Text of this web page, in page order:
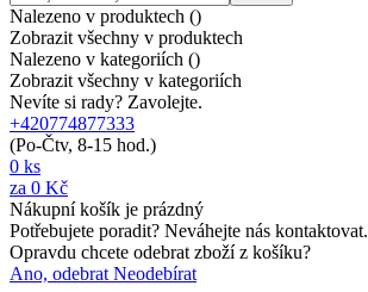
Nalezeno v produktech ()
Zobrazit všechny v produktech
Nalezeno v kategoriích ()
Zobrazit všechny v kategoriích
Nevíte si rady? Zavolejte.
+420774877333
(Po-Čtv, 8-15 hod.)
0 ks
za 0 Kč
Nákupní košík je prázdný
Potřebujete poradit? Neváhejte nás kontaktovat.
Opravdu chcete odebrat zboží z košíku?
Ano, odebrat Neodebírat